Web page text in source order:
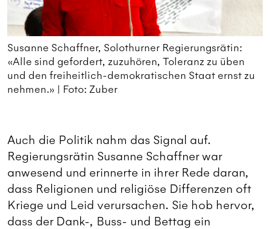
Susanne Schaffner, Solothurner Regierungsrätin:
«Alle sind gefordert, zuzuhören, Toleranz zu üben
und den freiheitlich-demokratischen Staat ernst zu
nehmen.» | Foto: Zuber
Auch die Politik nahm das Signal auf.
Regierungsrätin Susanne Schaffner war
anwesend und erinnerte in ihrer Rede daran,
dass Religionen und religiöse Differenzen oft
Kriege und Leid verursachen. Sie hob hervor,
dass der Dank-, Buss- und Bettag ein